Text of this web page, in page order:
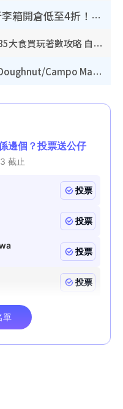
開倉優惠｜尖沙咀名牌行李箱開倉低至4折！一連5日 American Tourister/ace./Hallmark $200起！
【8月生日優惠2026】全港85大食買玩著數攻略 自助餐/火鍋放題同行免費＋誠品/DONKI送現金券
開倉優惠｜銅鑼灣時代廣場Doughnut/Campo Marzio開倉低至1折！背囊、書包、手袋劈價$200起